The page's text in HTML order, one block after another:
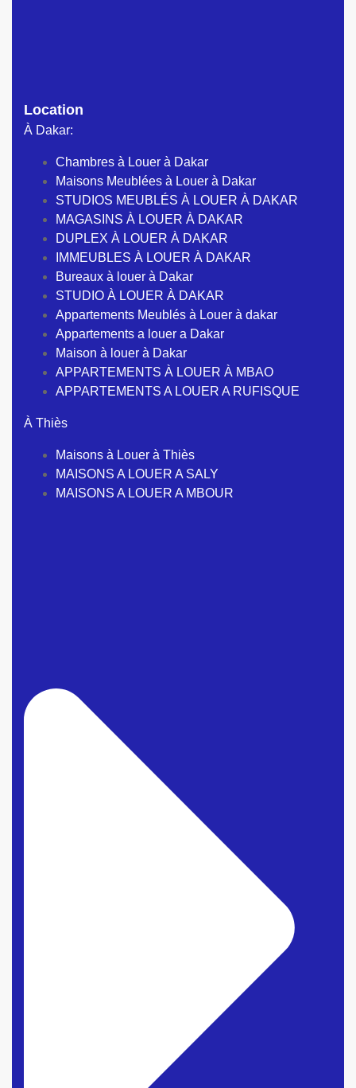
Location
À Dakar:
Chambres à Louer à Dakar
Maisons Meublées à Louer à Dakar
STUDIOS MEUBLÉS À LOUER À DAKAR
MAGASINS À LOUER À DAKAR
DUPLEX À LOUER À DAKAR
IMMEUBLES À LOUER À DAKAR
Bureaux à louer à Dakar
STUDIO À LOUER À DAKAR
Appartements Meublés à Louer à dakar
Appartements a louer a Dakar
Maison à louer à Dakar
APPARTEMENTS À LOUER À MBAO
APPARTEMENTS A LOUER A RUFISQUE
À Thiès
Maisons à Louer à Thiès
MAISONS A LOUER A SALY
MAISONS A LOUER A MBOUR